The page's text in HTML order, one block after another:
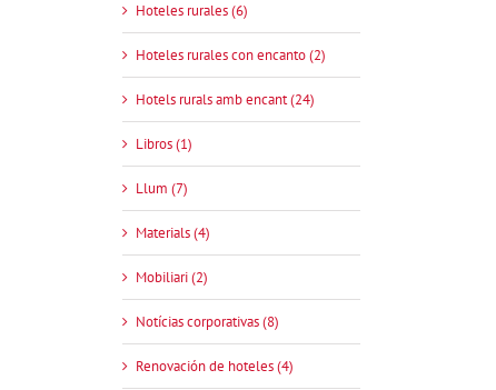
Hoteles rurales (6)
Hoteles rurales con encanto (2)
Hotels rurals amb encant (24)
Libros (1)
Llum (7)
Materials (4)
Mobiliari (2)
Notícias corporativas (8)
Renovación de hoteles (4)